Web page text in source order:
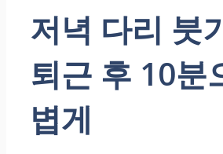
저녁 다리 붓
퇴근 후 10분
볍게